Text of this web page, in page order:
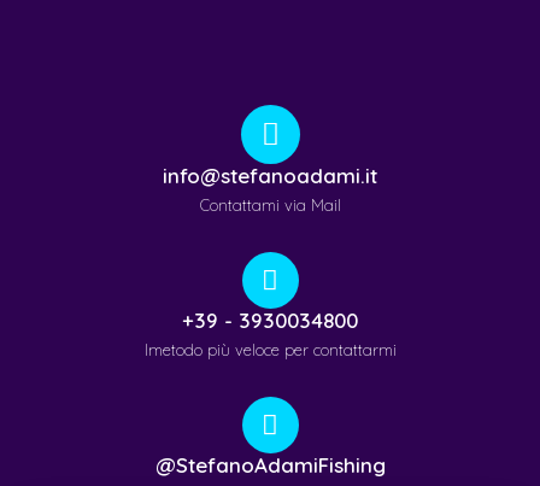
info@stefanoadami.it
Contattami via Mail
+39 - 3930034800
lmetodo più veloce per contattarmi
@StefanoAdamiFishing